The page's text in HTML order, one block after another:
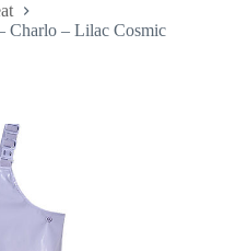
Charlo – Lilac Cosmic